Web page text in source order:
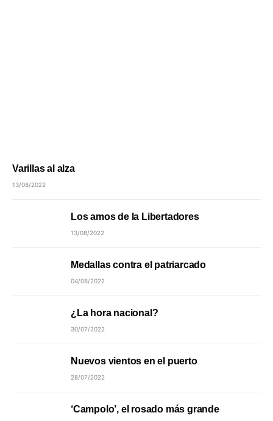
Varillas al alza
13/08/2022
Los amos de la Libertadores
13/08/2022
Medallas contra el patriarcado
04/08/2022
¿La hora nacional?
30/07/2022
Nuevos vientos en el puerto
28/07/2022
‘Campolo’, el rosado más grande